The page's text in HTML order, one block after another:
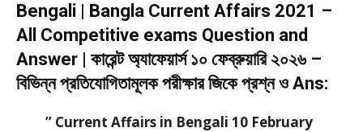
Bengali | Bangla Current Affairs 2021 –
All Competitive exams Question and
Answer | কারেন্ট অ্যাফেয়ার্স ১০ ফেব্রুয়ারি ২০২৬ –
বিভিন্ন প্রতিযোগিতামূলক পরীক্ষার জিকে প্রশ্ন ও Ans:
” Current Affairs in Bengali 10 February